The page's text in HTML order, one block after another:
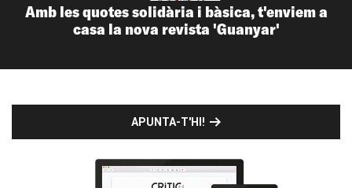
Amb les quotes solidària i bàsica, t'enviem a
casa la nova revista 'Guanyar'
APUNTA-T'HI!